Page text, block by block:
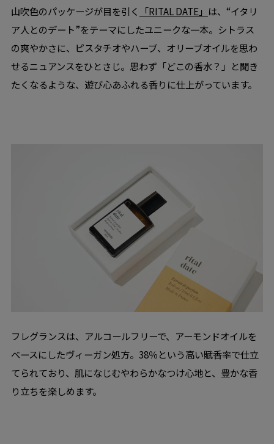
山吹色のパッケージが目を引く
「RITAL DATE」 は、“イタリ
ア人とのデート”をテーマにしたユニークな一本。シトラス
の爽やかさに、ピスタチオやハーブ、オリーブオイルを思わ
せるニュアンスをひとさじ。思わず「どこの香水？」と聞き
たくなるような、遊び心あふれる香りに仕上がっています。
フレグランスは、アルコールフリーで、アーモンドオイルを
ベースにしたヴィーガン処方。38％という高い賦香率で仕立
てられており、肌になじむやわらかなつけ心地と、豊かな香
り立ちを楽しめます。